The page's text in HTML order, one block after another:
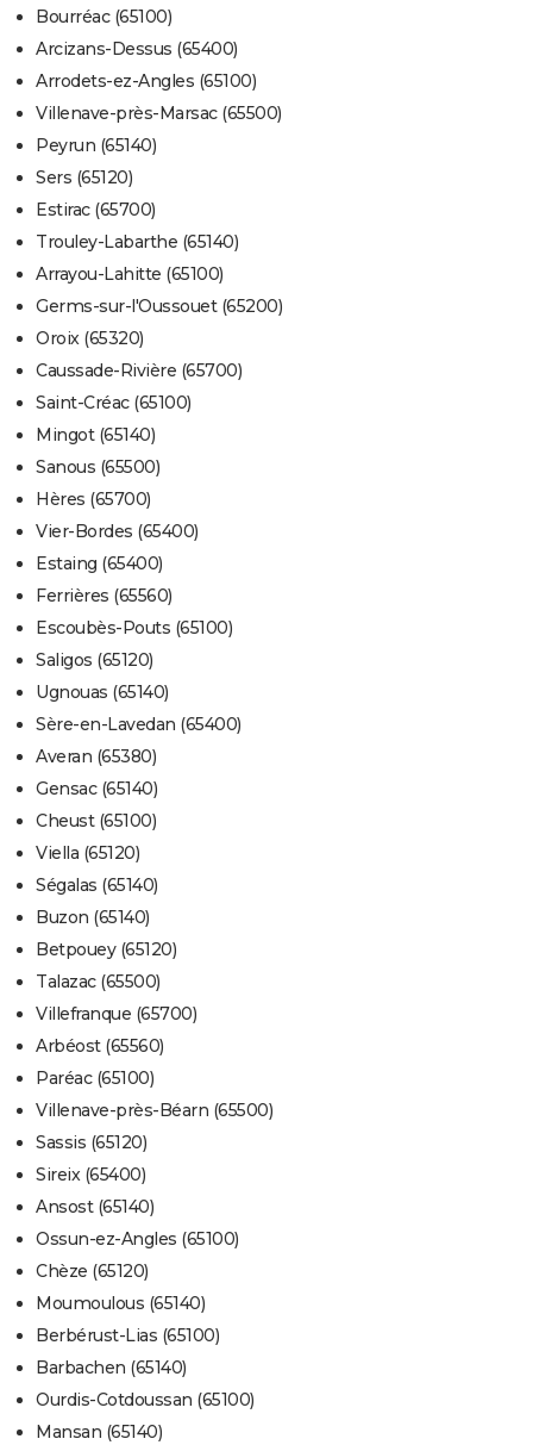
Bourréac (65100)
Arcizans-Dessus (65400)
Arrodets-ez-Angles (65100)
Villenave-près-Marsac (65500)
Peyrun (65140)
Sers (65120)
Estirac (65700)
Trouley-Labarthe (65140)
Arrayou-Lahitte (65100)
Germs-sur-l'Oussouet (65200)
Oroix (65320)
Caussade-Rivière (65700)
Saint-Créac (65100)
Mingot (65140)
Sanous (65500)
Hères (65700)
Vier-Bordes (65400)
Estaing (65400)
Ferrières (65560)
Escoubès-Pouts (65100)
Saligos (65120)
Ugnouas (65140)
Sère-en-Lavedan (65400)
Averan (65380)
Gensac (65140)
Cheust (65100)
Viella (65120)
Ségalas (65140)
Buzon (65140)
Betpouey (65120)
Talazac (65500)
Villefranque (65700)
Arbéost (65560)
Paréac (65100)
Villenave-près-Béarn (65500)
Sassis (65120)
Sireix (65400)
Ansost (65140)
Ossun-ez-Angles (65100)
Chèze (65120)
Moumoulous (65140)
Berbérust-Lias (65100)
Barbachen (65140)
Ourdis-Cotdoussan (65100)
Mansan (65140)